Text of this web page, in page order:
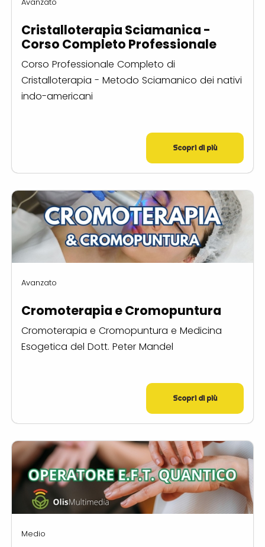
Cristalloterapia Sciamanica -
Corso Completo Professionale
Corso Professionale Completo di
Cristalloterapia - Metodo Sciamanico dei nativi
indo-americani
Scopri di più
Avanzato
Cromoterapia e Cromopuntura
Cromoterapia e Cromopuntura e Medicina
Esogetica del Dott. Peter Mandel
Scopri di più
Medio